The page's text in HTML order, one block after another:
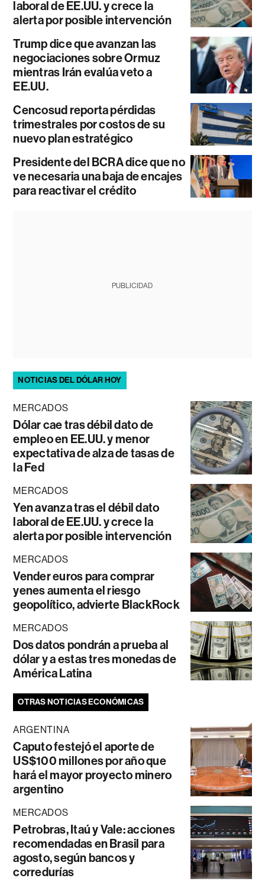
laboral de EE.UU. y crece la
alerta por posible intervención
Trump dice que avanzan las
negociaciones sobre Ormuz
mientras Irán evalúa veto a
EE.UU.
Cencosud reporta pérdidas
trimestrales por costos de su
nuevo plan estratégico
Presidente del BCRA dice que no
ve necesaria una baja de encajes
para reactivar el crédito
PUBLICIDAD
NOTICIAS DEL DÓLAR HOY
MERCADOS
Dólar cae tras débil dato de
empleo en EE.UU. y menor
expectativa de alza de tasas de
la Fed
MERCADOS
Yen avanza tras el débil dato
laboral de EE.UU. y crece la
alerta por posible intervención
MERCADOS
Vender euros para comprar
yenes aumenta el riesgo
geopolítico, advierte BlackRock
MERCADOS
Dos datos pondrán a prueba al
dólar y a estas tres monedas de
América Latina
OTRAS NOTICIAS ECONÓMICAS
ARGENTINA
Caputo festejó el aporte de
US$100 millones por año que
hará el mayor proyecto minero
argentino
MERCADOS
Petrobras, Itaú y Vale: acciones
recomendadas en Brasil para
agosto, según bancos y
corredurías